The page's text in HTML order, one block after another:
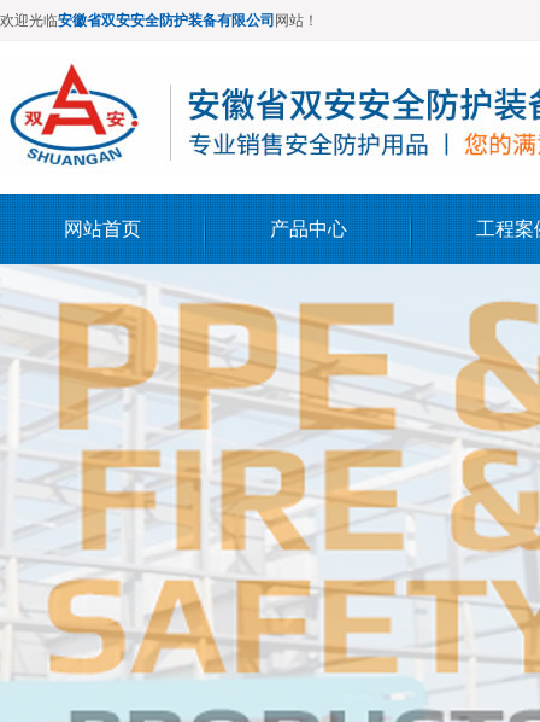
欢迎光临安徽省双安安全防护装备有限公司 网站！
网站首页 产品中心 工程案